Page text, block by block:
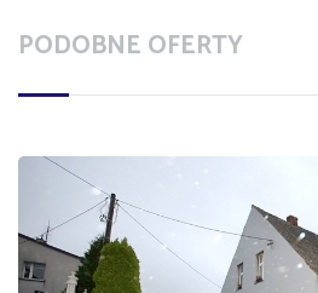
PODOBNE OFERTY